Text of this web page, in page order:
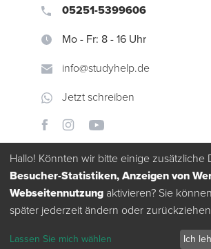
05251-5399606
Mo - Fr: 8 - 16 Uhr
info@studyhelp.de
Jetzt schreiben
Hallo! Könnten wir bitte einige zusätzliche
Besucher-Statistiken, Anzeigen von
Webseitennutzung aktivieren? Sie
später jederzeit ändern oder
Lassen Sie mich wählen Ich